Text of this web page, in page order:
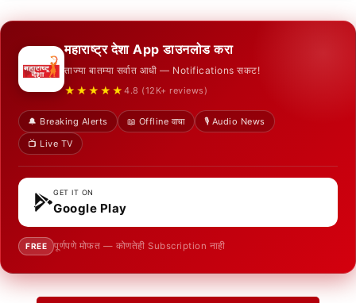
महाराष्ट्र देशा App डाउनलोड करा
ताज्या बातम्या सर्वात आधी — Notifications सकट!
★★★★★ 4.8 (12K+ reviews)
🔔 Breaking Alerts 📖 Offline वाचा
🎙️ Audio News
📺 Live TV
GET IT ON
Google Play
FREE पूर्णपणे मोफत — कोणतेही Subscription नाही